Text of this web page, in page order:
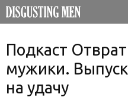
Подкаст
мужики.
на удачу